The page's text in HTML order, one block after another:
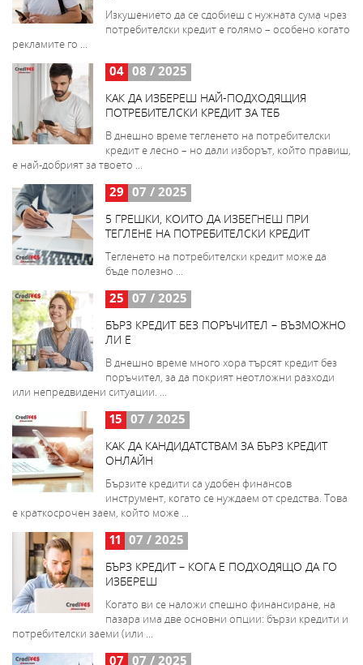
Изкушението да се сдобиеш с нужната сума чрез
потребителски кредит е голямо – особено когато
рекламите го ...
04 08 / 2025
КАК ДА ИЗБЕРЕШ НАЙ-ПОДХОДЯЩИЯ
ПОТРЕБИТЕЛСКИ КРЕДИТ ЗА ТЕБ
В днешно време тегленето на потребителски
кредит е лесно – но дали изборът, който правиш,
е най-добрият за твоето ...
29 07 / 2025
5 ГРЕШКИ, КОИТО ДА ИЗБЕГНЕШ ПРИ
ТЕГЛЕНЕ НА ПОТРЕБИТЕЛСКИ КРЕДИТ
Тегленето на потребителски кредит може да
бъде полезно ...
25 07 / 2025
БЪРЗ КРЕДИТ БЕЗ ПОРЪЧИТЕЛ – ВЪЗМОЖНО
ЛИ Е
В днешно време много хора търсят кредит без
поръчител, за да покрият неотложни разходи
или непредвидени ситуации. ...
15 07 / 2025
КАК ДА КАНДИДАТСТВАМ ЗА БЪРЗ КРЕДИТ
ОНЛАЙН
Бързите кредити са удобен финансов
инструмент, когато се нуждаем от средства. Това
е краткосрочен заем, който може ...
11 07 / 2025
БЪРЗ КРЕДИТ – КОГА Е ПОДХОДЯЩО ДА ГО
ИЗБЕРЕШ
Когато ви се наложи спешно финансиране, на
пазара има две основни опции: бързи кредити и
потребителски заеми (или ...
07 07 / 2025